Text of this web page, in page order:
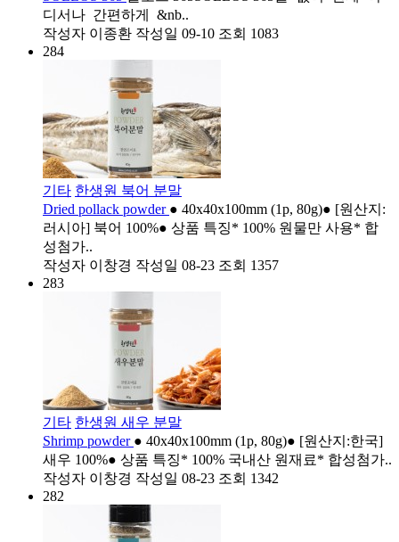
디서나 간편하게 &nb..
작성자 이종환 작성일 09-10 조회 1083
284
기타 한생원 북어 분말
Dried pollack powder ● 40x40x100mm (1p, 80g)● [원산지:
러시아] 북어 100%● 상품 특징* 100% 원물만 사용* 합
성첨가..
작성자 이창경 작성일 08-23 조회 1357
283
기타 한생원 새우 분말
Shrimp powder ● 40x40x100mm (1p, 80g)● [원산지:한국]
새우 100%● 상품 특징* 100% 국내산 원재료* 합성첨가..
작성자 이창경 작성일 08-23 조회 1342
282